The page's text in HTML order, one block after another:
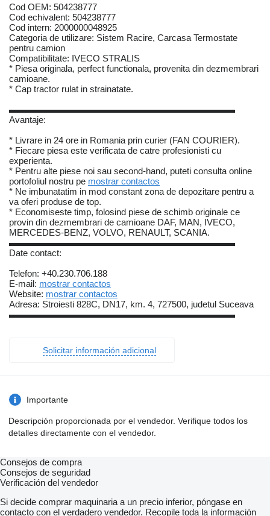
Cod OEM: 504238777
Cod echivalent: 504238777
Cod intern: 2000000048925
Categoria de utilizare: Sistem Racire, Carcasa Termostate
pentru camion
Compatibilitate: IVECO STRALIS
* Piesa originala, perfect functionala, provenita din dezmembrari
camioane.
* Cap tractor rulat in strainatate.
▬▬▬▬▬▬▬▬▬▬▬▬▬▬▬▬▬▬▬▬▬▬▬▬▬
Avantaje:
* Livrare in 24 ore in Romania prin curier (FAN COURIER).
* Fiecare piesa este verificata de catre profesionisti cu
experienta.
* Pentru alte piese noi sau second-hand, puteti consulta online
portofoliul nostru pe mostrar contactos
* Ne imbunatatim in mod constant zona de depozitare pentru a
va oferi produse de top.
* Economiseste timp, folosind piese de schimb originale ce
provin din dezmembrari de camioane DAF, MAN, IVECO,
MERCEDES-BENZ, VOLVO, RENAULT, SCANIA.
▬▬▬▬▬▬▬▬▬▬▬▬▬▬▬▬▬▬▬▬▬▬▬▬▬
Date contact:
Telefon: +40.230.706.188
E-mail: mostrar contactos
Website: mostrar contactos
Adresa: Stroiesti 828C, DN17, km. 4, 727500, judetul Suceava
▬▬▬▬▬▬▬▬▬▬▬▬▬▬▬▬▬▬▬▬▬▬▬▬▬
Solicitar información adicional
Importante
Descripción proporcionada por el vendedor. Verifique todos los
detalles directamente con el vendedor.
Consejos de compra
Consejos de seguridad
Verificación del vendedor
Si decide comprar maquinaria a un precio inferior, póngase en
contacto con el verdadero vendedor. Recopile toda la información